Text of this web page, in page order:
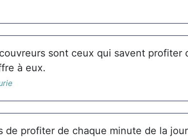
sont ceux qui savent profiter
à eux.
de profiter de chaque minute de la